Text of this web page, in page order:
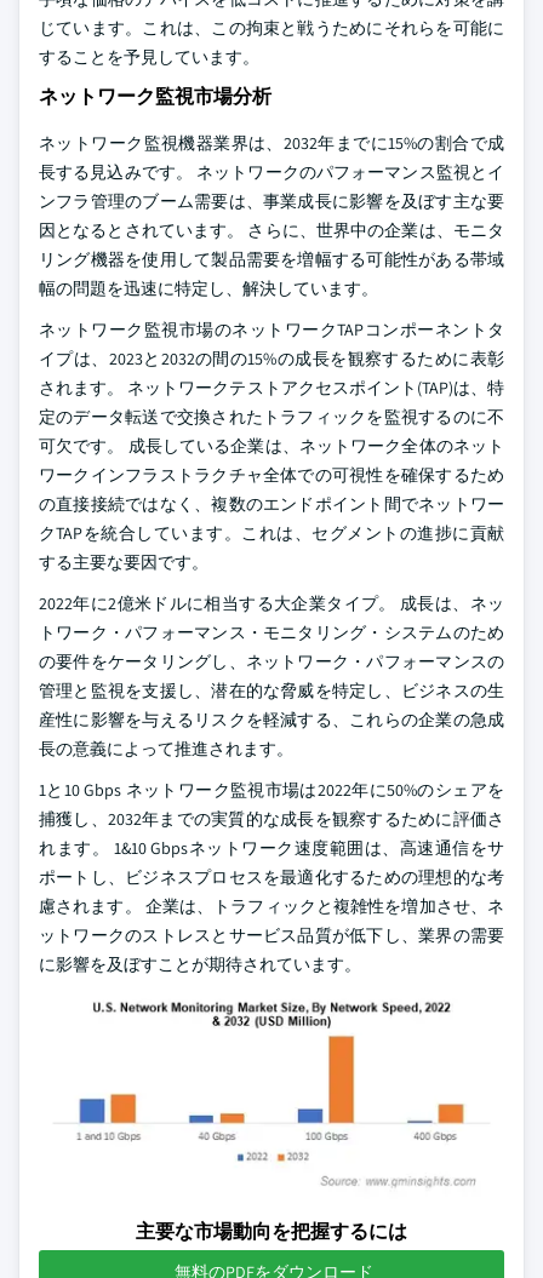
じています。これは、この拘束と戦うためにそれらを可能に
することを予見しています。
ネットワーク監視市場分析
ネットワーク監視機器業界は、2032年までに15%の割合で成
長する見込みです。 ネットワークのパフォーマンス監視とイ
ンフラ管理のブーム需要は、事業成長に影響を及ぼす主な要
因となるとされています。 さらに、世界中の企業は、モニタ
リング機器を使用して製品需要を増幅する可能性がある帯域
幅の問題を迅速に特定し、解決しています。
ネットワーク監視市場のネットワークTAPコンポーネントタ
イプは、2023と2032の間の15%の成長を観察するために表彰
されます。 ネットワークテストアクセスポイント(TAP)は、特
定のデータ転送で交換されたトラフィックを監視するのに不
可欠です。 成長している企業は、ネットワーク全体のネット
ワークインフラストラクチャ全体での可視性を確保するため
の直接接続ではなく、複数のエンドポイント間でネットワー
クTAPを統合しています。これは、セグメントの進捗に貢献
する主要な要因です。
2022年に2億米ドルに相当する大企業タイプ。 成長は、ネッ
トワーク・パフォーマンス・モニタリング・システムのため
の要件をケータリングし、ネットワーク・パフォーマンスの
管理と監視を支援し、潜在的な脅威を特定し、ビジネスの生
産性に影響を与えるリスクを軽減する、これらの企業の急成
長の意義によって推進されます。
1と10 Gbps ネットワーク監視市場は2022年に50%のシェアを
捕獲し、2032年までの実質的な成長を観察するために評価さ
れます。 1&10 Gbpsネットワーク速度範囲は、高速通信をサ
ポートし、ビジネスプロセスを最適化するための理想的な考
慮されます。 企業は、トラフィックと複雑性を増加させ、ネ
ットワークのストレスとサービス品質が低下し、業界の需要
に影響を及ぼすことが期待されています。
主要な市場動向を把握するには
無料のPDFをダウンロード